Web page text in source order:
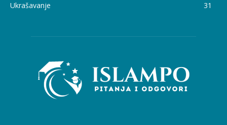
Ukrašavanje
31